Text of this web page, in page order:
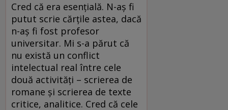
Cred că era esenţială. N-aş fi
putut scrie cărţile astea, dacă
n-aş fi fost profesor
universitar. Mi s-a părut că
nu există un conflict
intelectual real între cele
două activităţi – scrierea de
romane şi scrierea de texte
critice, analitice. Cred că cele